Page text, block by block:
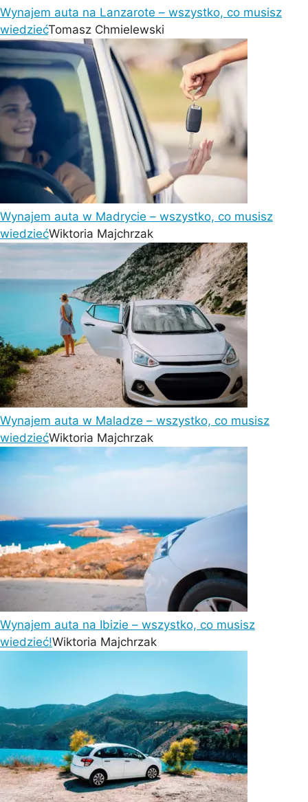
Wynajem auta na Lanzarote – wszystko, co musisz
wiedziećTomasz Chmielewski
Wynajem auta w Madrycie – wszystko, co musisz
wiedziećWiktoria Majchrzak
Wynajem auta w Maladze – wszystko, co musisz
wiedziećWiktoria Majchrzak
Wynajem auta na Ibizie – wszystko, co musisz
wiedzieć!Wiktoria Majchrzak